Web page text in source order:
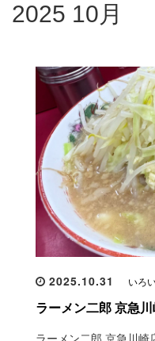
2025 10月
2025.10.31 いろ
ラーメン二郎 京急